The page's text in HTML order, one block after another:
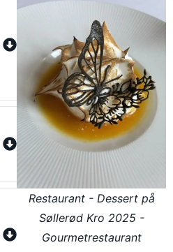
Restaurant - Dessert på
Søllerød Kro 2025 -
Gourmetrestaurant